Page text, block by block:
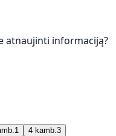
atnaujinti informaciją?
1 4 kamb. 3